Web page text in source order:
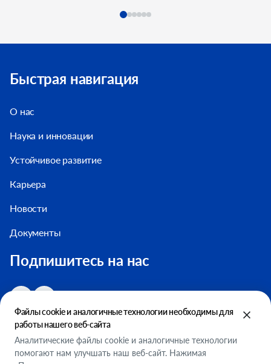
Быстрая навигация
О нас
Наука и инновации
Устойчивое развитие
Карьера
Новости
Документы
Подпишитесь на нас
Файлы cookie и аналогичные технологии необходимы для
работы нашего веб-сайта
Аналитические файлы cookie и аналогичные технологии
помогают нам улучшать наш веб-сайт. Нажимая